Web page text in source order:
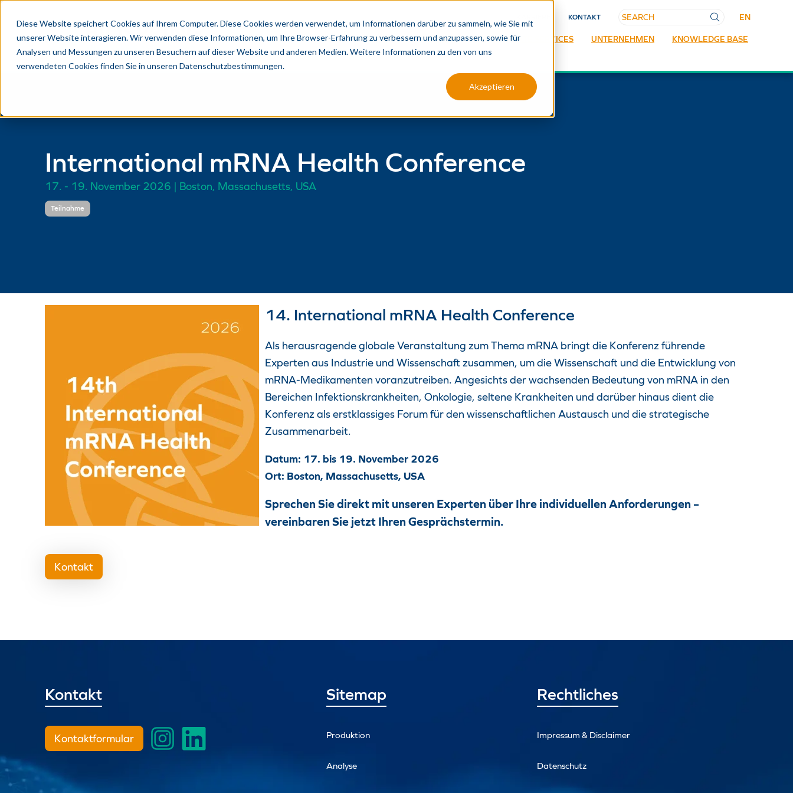
Diese Website speichert Cookies auf Ihrem Computer. Diese Cookies werden verwendet, um Informationen darüber zu sammeln, wie Sie mit
unserer Website interagieren. Wir verwenden diese Informationen, um Ihre Browser-Erfahrung zu verbessern und anzupassen, sowie für
Analysen und Messungen zu unseren Besuchern auf dieser Website und anderen Medien. Weitere Informationen zu den von uns
verwendeten Cookies finden Sie in unseren Datenschutzbestimmungen.
Akzeptieren
KONTAKT EN
PRODUKTION ANALYSE INTEGRIERTE SERVICES UNTERNEHMEN KNOWLEDGE BASE
International mRNA Health Conference
17. - 19. November 2026 | Boston, Massachusetts, USA
Teilnahme
14. International mRNA Health Conference
Als herausragende globale Veranstaltung zum Thema mRNA bringt die Konferenz führende
Experten aus Industrie und Wissenschaft zusammen, um die Wissenschaft und die Entwicklung von
mRNA-Medikamenten voranzutreiben. Angesichts der wachsenden Bedeutung von mRNA in den
Bereichen Infektionskrankheiten, Onkologie, seltene Krankheiten und darüber hinaus dient die
Konferenz als erstklassiges Forum für den wissenschaftlichen Austausch und die strategische
Zusammenarbeit.
Datum: 17. bis 19. November 2026
Ort: Boston, Massachusetts, USA
Sprechen Sie direkt mit unseren Experten über Ihre individuellen Anforderungen –
vereinbaren Sie jetzt Ihren Gesprächstermin.
Kontakt
Kontakt
Kontaktformular
Sitemap
Produktion
Analyse
Rechtliches
Impressum & Disclaimer
Datenschutz